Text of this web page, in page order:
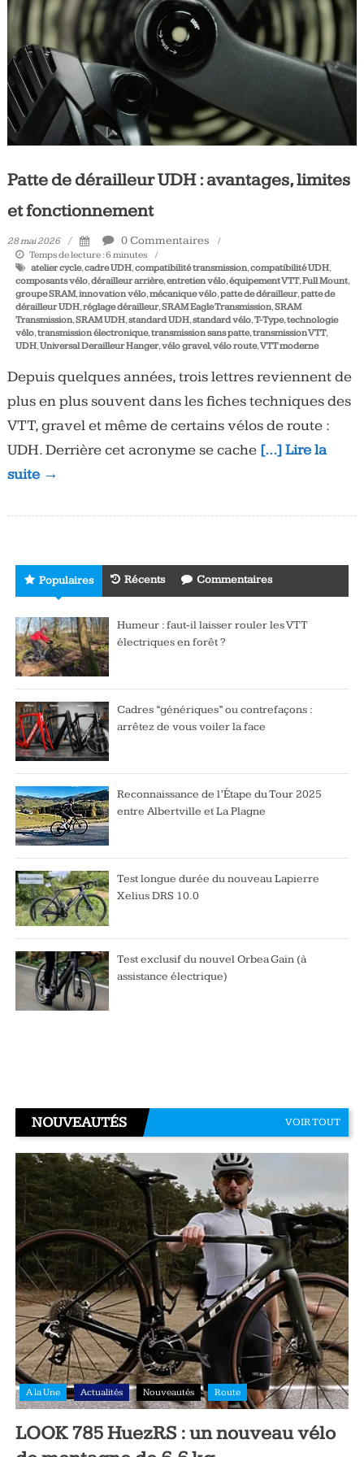
Tous
jours,
votre
actualité
vélo
et
Patte de dérailleur UDH : avantages, limites
et fonctionnement
28 mai 2026 0 Commentaires
Temps de lecture :6 minutes
atelier cycle,cadre UDH,compatibilité transmission,compatibilité UDH,
composants vélo,dérailleur arrière,entretien vélo,équipement VTT,Full Mount,
groupe SRAM,innovation vélo,mécanique vélo,patte de dérailleur,patte de
dérailleur UDH,réglage dérailleur,SRAM Eagle Transmission,SRAM
Transmission,SRAM UDH,standard UDH,standard vélo,T-Type,technologie
vélo,transmission électronique,transmission sans patte,transmission VTT,
UDH,Universal Derailleur Hanger,vélo gravel,vélo route,VTT moderne
Depuis quelques années, trois lettres reviennent de
plus en plus souvent dans les fiches techniques des
VTT, gravel et même de certains vélos de route :
UDH. Derrière cet acronyme se cache […] Lire la
suite →
Populaires Récents Commentaires
Humeur : faut-il laisser rouler les VTT
électriques en forêt ?
Cadres “génériques” ou contrefaçons :
arrêtez de vous voiler la face
Reconnaissance de l’Étape du Tour 2025
entre Albertville et La Plagne
Test longue durée du nouveau Lapierre
Xelius DRS 10.0
Test exclusif du nouvel Orbea Gain (à
assistance électrique)
NOUVEAUTÉS VOIR TOUT
A la Une Actualités Nouveautés Route
LOOK 785 HuezRS : un nouveau vélo